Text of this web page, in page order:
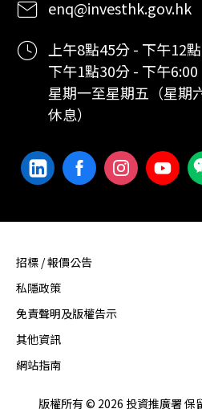
enq@investhk.gov.hk
上午8點45分 - 下午12
下午1點30分 - 下午6:00
星期一至星期五（星期
休息）
招標 / 報價公告
私隱政策
免責聲明及版權告示
其他資訊
網站指南
版權所有 © 2026 投資推廣署 保